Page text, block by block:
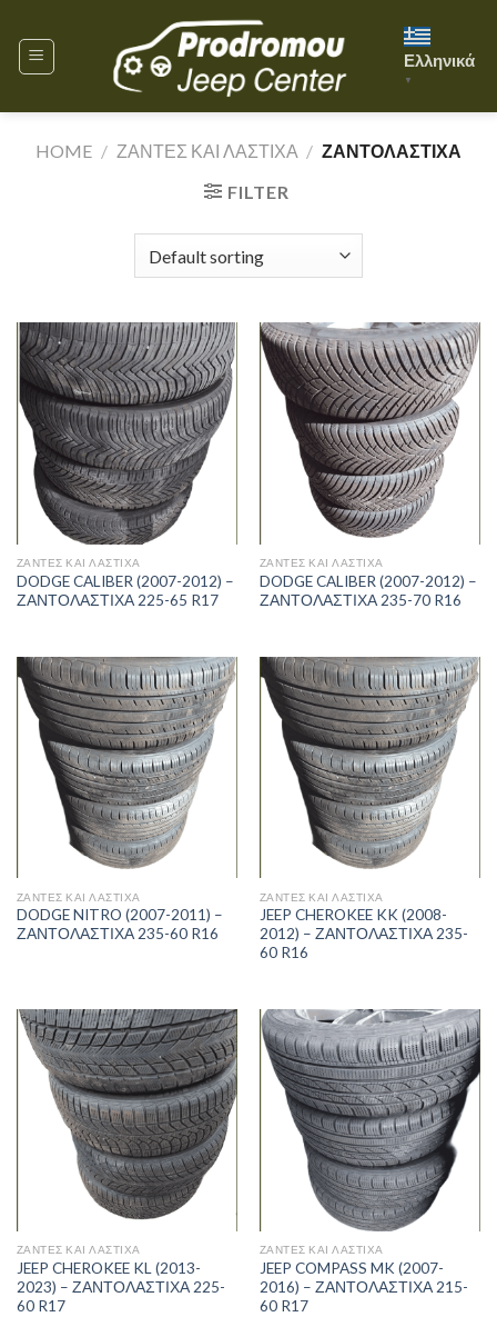
content
Ελληνικά
▼
HOME / ΖΑΝΤΕΣ ΚΑΙ ΛΑΣΤΙΧΑ / ΖΑΝΤΟΛΑΣΤΙΧΑ
FILTER
ΖΑΝΤΕΣ ΚΑΙ ΛΑΣΤΙΧΑ
DODGE CALIBER (2007-2012) –
ΖΑΝΤΟΛΑΣΤΙΧΑ 225-65 R17
ΖΑΝΤΕΣ ΚΑΙ ΛΑΣΤΙΧΑ
DODGE CALIBER (2007-2012) –
ΖΑΝΤΟΛΑΣΤΙΧΑ 235-70 R16
ΖΑΝΤΕΣ ΚΑΙ ΛΑΣΤΙΧΑ
DODGE NITRO (2007-2011) –
ΖΑΝΤΟΛΑΣΤΙΧΑ 235-60 R16
ΖΑΝΤΕΣ ΚΑΙ ΛΑΣΤΙΧΑ
JEEP CHEROKEE KK (2008-
2012) – ΖΑΝΤΟΛΑΣΤΙΧΑ 235-
60 R16
ΖΑΝΤΕΣ ΚΑΙ ΛΑΣΤΙΧΑ
JEEP CHEROKEE KL (2013-
2023) – ΖΑΝΤΟΛΑΣΤΙΧΑ 225-
60 R17
ΖΑΝΤΕΣ ΚΑΙ ΛΑΣΤΙΧΑ
JEEP COMPASS MK (2007-
2016) – ΖΑΝΤΟΛΑΣΤΙΧΑ 215-
60 R17